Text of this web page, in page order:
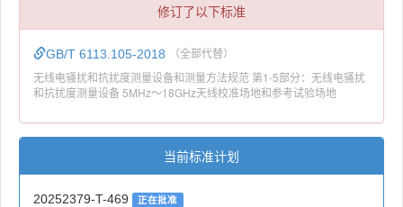
修订了以下标准
GB/T 6113.105-2018 （全部代替）
无线电骚扰和抗扰度测量设备和测量方法规范 第1-5部分：无线电骚扰
和抗扰度测量设备 5MHz～18GHz天线校准场地和参考试验场地
当前标准计划
20252379-T-469 正在批准